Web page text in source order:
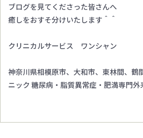
ブログを見てくださった皆さんへ
癒しをおすそ分けいたします＾＾
クリニカルサービス ワンシャン
神奈川県相模原市、大和市、東林間、鶴
ニック 糖尿病・脂質異常症・肥満専門